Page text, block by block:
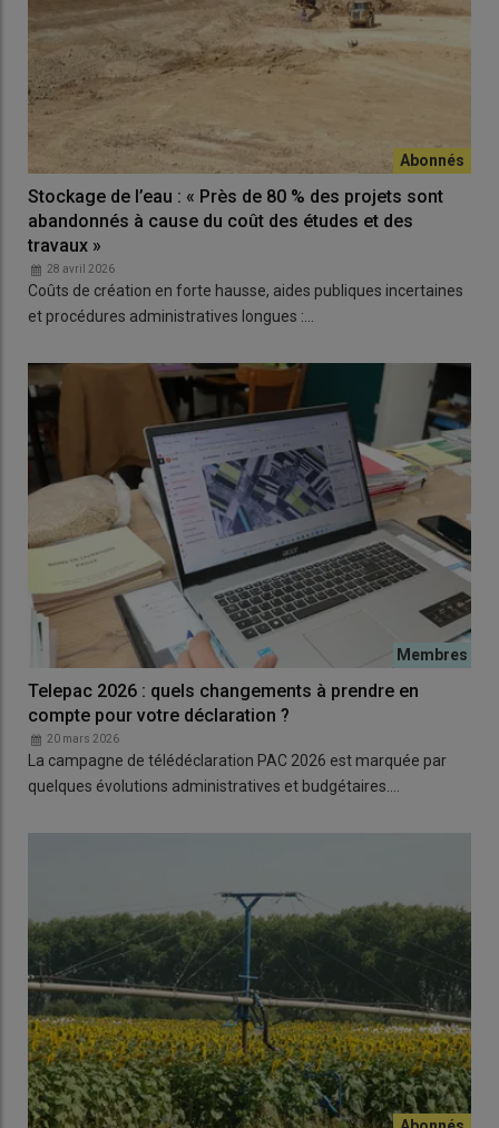
Stockage de l’eau : « Près de 80 % des projets sont
abandonnés à cause du coût des études et des
travaux »
28 avril 2026
Coûts de création en forte hausse, aides publiques incertaines
et procédures administratives longues :…
Telepac 2026 : quels changements à prendre en
compte pour votre déclaration ?
20 mars 2026
La campagne de télédéclaration PAC 2026 est marquée par
quelques évolutions administratives et budgétaires.…